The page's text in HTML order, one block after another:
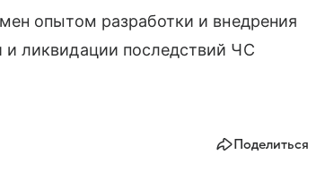
опытом разработки и внедрения
ликвидации последствий ЧС
Поделиться